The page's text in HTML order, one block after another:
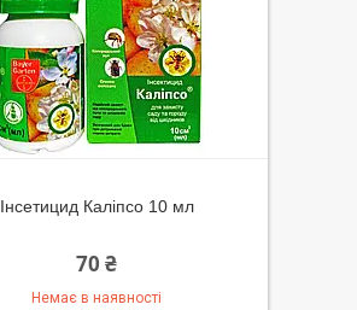
Інсетицид Каліпсо 10 мл
70 ₴
Немає в наявності